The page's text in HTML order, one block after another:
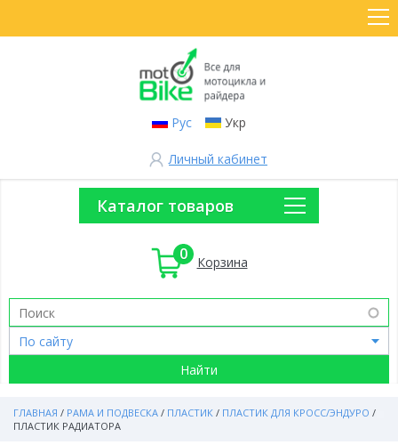
Рус Укр
Личный кабинет
Каталог товаров
0 Корзина
ГЛАВНАЯ / РАМА И ПОДВЕСКА / ПЛАСТИК / ПЛАСТИК ДЛЯ КРОСС/ЭНДУРО /
ПЛАСТИК РАДИАТОРА